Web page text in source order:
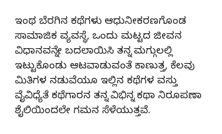
ಇಂಥ ಬೆರಗಿನ ಕಥೆಗಳು ಆಧುನೀಕರಣಗೊಂಡ
ಸಾಮಾಜಿಕ ವ್ಯವಸ್ಥೆ, ಒಂದು ಮಟ್ಟದ ಜೀವನ
ವಿಧಾನವನ್ನೇ ಬದಲಾಯಿಸಿ ತನ್ನ ಮಗ್ಗುಲಲ್ಲಿ
ಇಟ್ಟುಕೊಂಡು ಆಟವಾಡುವಂತೆ ಕಾಣುತ್ತ, ಕೆಲವು
ಮಿತಿಗಳ ನಡುವೆಯೂ ಇಲ್ಲಿನ ಕಥೆಗಳ ವಸ್ತು
ವೈವಿಧ್ಯೆತೆ ಕಥೆಗಾರನ ತನ್ನ ವಿಭಿನ್ನ ಕಥಾ ನಿರೂಪಣಾ
ಶೈಲಿಯಿಂದಲೇ ಗಮನ ಸೆಳೆಯುತ್ತವೆ.